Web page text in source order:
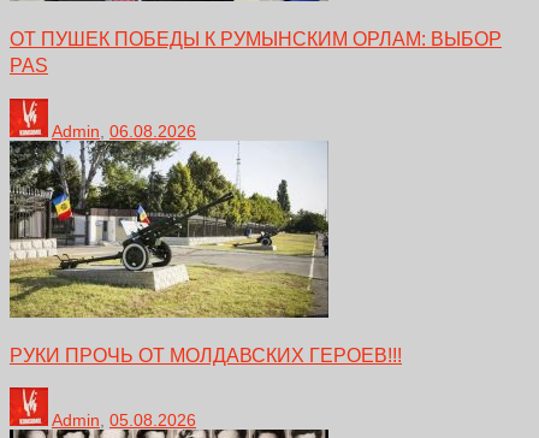
ОТ ПУШЕК ПОБЕДЫ К РУМЫНСКИМ ОРЛАМ: ВЫБОР
PAS
Admin 06.08.2026
РУКИ ПРОЧЬ ОТ МОЛДАВСКИХ ГЕРОЕВ!!!
Admin, 05.08.2026